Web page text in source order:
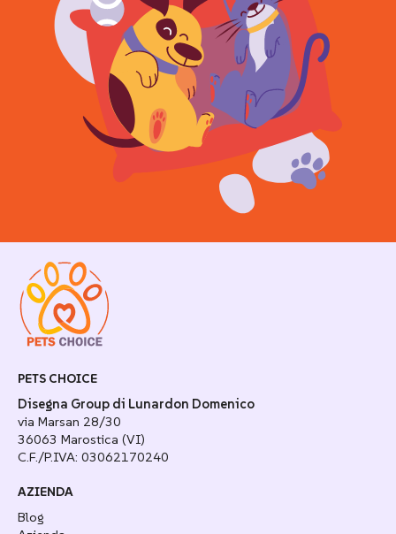
PETS CHOICE
Disegna Group di Lunardon Domenico
via Marsan 28/30
36063 Marostica (VI)
C.F./P.IVA: 03062170240
AZIENDA
Blog